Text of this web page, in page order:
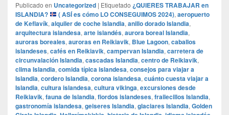
Publicado en Uncategorized | Etiquetado ¿QUIERES TRABAJAR en
ISLANDIA?
( ASÍ es cómo LO CONSEGUIMOS 2024), aeropuerto
de Keflavík, alquiler de coche Islandia, anillo dorado Islandia,
arquitectura islandesa, arte islandés, aurora boreal Islandia,
auroras boreales, auroras en Reikiavik, Blue Lagoon, caballos
islandeses, cafés en Reikiavik, campervan Islandia, carretera de
circunvalación Islandia, cascadas Islandia, centro de Reikiavik,
clima Islandia, comida típica islandesa, consejos para viajar a
Islandia, cordero Islandia, corona islandesa, cuánto cuesta viajar a
Islandia, cultura islandesa, cultura vikinga, excursiones desde
Reikiavik, fauna de Islandia, fiordos islandeses, frailecillos Islandia,
gastronomía islandesa, geiseres Islandia, glaciares Islandia, Golden